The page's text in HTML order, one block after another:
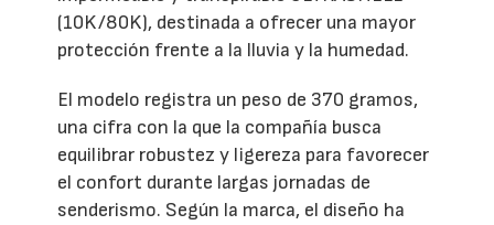
(10K/80K), destinada a ofrecer una mayor
protección frente a la lluvia y la humedad.
El modelo registra un peso de 370 gramos,
una cifra con la que la compañía busca
equilibrar robustez y ligereza para favorecer
el confort durante largas jornadas de
senderismo. Según la marca, el diseño ha